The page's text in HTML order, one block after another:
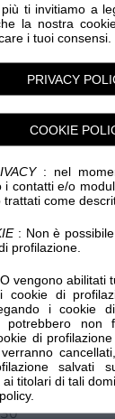
ti invitiamo a
la nostra
i tuoi consensi.
PRIVACY
COOKIE
: nel
i contatti e/o
come
: Non è
profilazione.
vengono abilitati
cookie di
i cookie
non
di
salvati
titolari di tali
Tourves
a destra ...
e profumi di